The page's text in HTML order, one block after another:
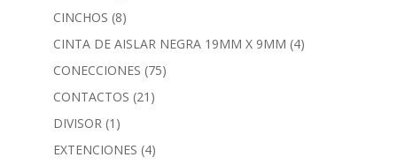
CINCHOS (8)
CINTA DE AISLAR NEGRA 19MM X 9MM (4)
CONECCIONES (75)
CONTACTOS (21)
DIVISOR (1)
EXTENCIONES (4)